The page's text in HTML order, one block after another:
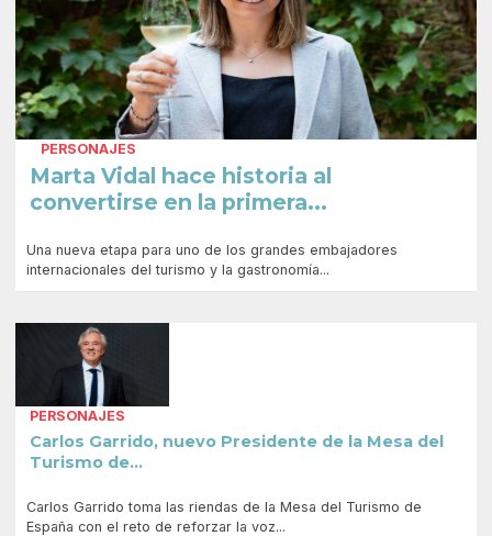
PERSONAJES
Marta Vidal hace historia al
convertirse en la primera...
Una nueva etapa para uno de los grandes embajadores
internacionales del turismo y la gastronomía...
PERSONAJES
Carlos Garrido, nuevo Presidente de la Mesa del
Turismo de...
Carlos Garrido toma las riendas de la Mesa del Turismo de
España con el reto de reforzar la voz...